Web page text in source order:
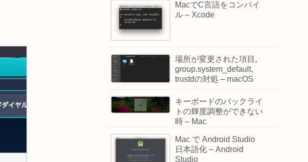
MacでC言語をコンパイ
ル – Xcode
場所が変更された項目,
group.system_default,
trustdの対処 – macOS
キーボードのバックライ
トの輝度調整ができない
時 – Mac
Mac で Android Studio
日本語化 – Android
Studio